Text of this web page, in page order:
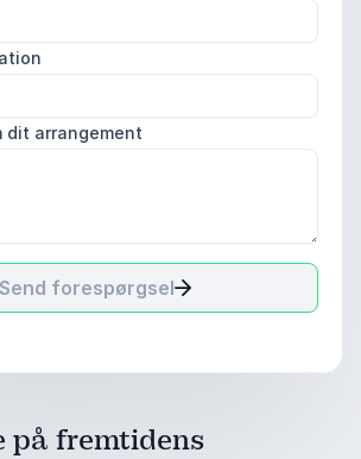
dit arrangement
Send forespørgsel
på fremtidens